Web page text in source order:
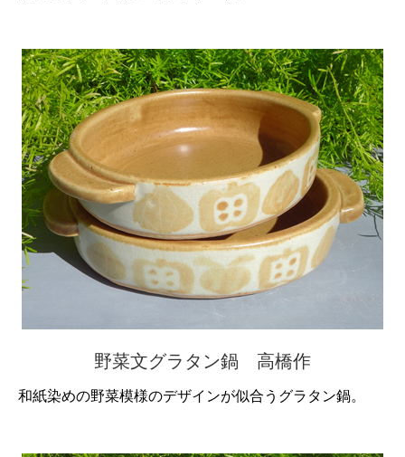
野菜文グラタン鍋 高橋作
和紙染めの野菜模様のデザインが似合うグラタン鍋。